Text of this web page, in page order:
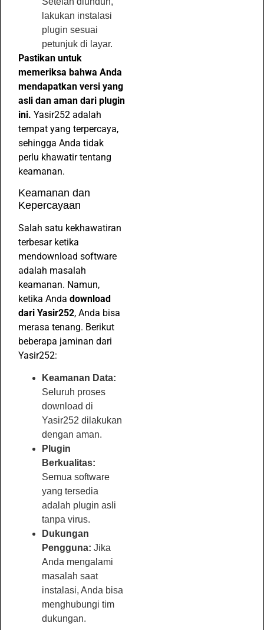
lakukan instalasi
plugin sesuai
petunjuk di layar.
Pastikan untuk
memeriksa bahwa Anda
mendapatkan versi yang
asli dan aman dari plugin
ini. Yasir252 adalah
tempat yang terpercaya,
sehingga Anda tidak
perlu khawatir tentang
keamanan.
Keamanan dan
Kepercayaan
Salah satu kekhawatiran
terbesar ketika
mendownload software
adalah masalah
keamanan. Namun,
ketika Anda download
dari Yasir252, Anda bisa
merasa tenang. Berikut
beberapa jaminan dari
Yasir252:
Keamanan Data:
Seluruh proses
download di
Yasir252 dilakukan
dengan aman.
Plugin
Berkualitas:
Semua software
yang tersedia
adalah plugin asli
tanpa virus.
Dukungan
Pengguna: Jika
Anda mengalami
masalah saat
instalasi, Anda bisa
menghubungi tim
dukungan.